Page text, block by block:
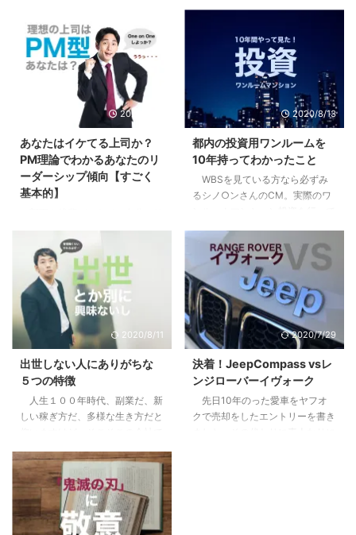
2020/9/10
あなたはイケてる上司か？
PM理論でわかるあなたのリ
ーダーシップ傾向【すごく
基本的】
ーダーシップはあるのか疑問に思
ったり、不安になったはしていま
せんか？自分はイケてるリーダー
なのか？違うのか？気になってし
まったり。 まずはあなたの行動
特性から現在の特徴を見て見まし
ょう。 目次1 PM理論でわかるあ
なたのリーダーシップ【まずはこ
れだけは知っておこう】2 pM型
のあなたは、自己マン注意報3
Pm型のあなたは、無理にPM目指
さなくていいかも4 pm型のあな
た、大丈夫。これから楽しめる5
ーとしての次の次元へ6 ご自分の
PM型を診断して ...
2020/8/13
都内の投資用ワンルームを
10年持ってわかったこと
WBSを見ている方なら必ずみ
るシノ○ンさんのCM。実際のワ
が多少なりとも参考になればと思
います。 目次1 先日売り先が見つ
かり200万くらい儲かった2 「時
間を資産に変える投資」という妙
味3 僕が10年持って手放した３つ
の理由3.1 全ては自分には返って
こないリターン3.2 節税効果とい
くないが、減らすことができにく
い4 やってよかったと思う２つの
こと4.1 税制や資産運用の勉強に
なる。自分で持つのは全然違う。
2020/8/11
出世しない人にありがちな
５つの特徴
人生１００年時代、副業だ、新
しい稼ぎ方だ、多様な生き方だと
少は出世をしていきたいじゃない
かと思っている方に、少しでも参
考になればと思います。 目次1
下記に当てはまる場合は出世から
遠ざかっている1.1 他の社員より
2020/7/29
決着！JeepCompass vsレ
ンジローバーイヴォーク
先日10年のった愛車をヤフオ
クで売却をしたエントリーを書き